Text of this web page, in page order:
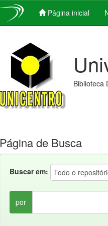
Página inicial
Biblioteca
Página de Busca
Buscar em:
por